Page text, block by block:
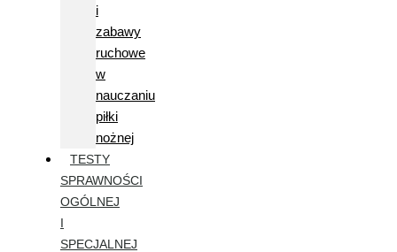
i
zabawy
ruchowe
w
nauczaniu
piłki
nożnej
TESTY
SPRAWNOŚCI
OGÓLNEJ
I
SPECJALNEJ